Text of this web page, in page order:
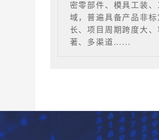
密零部件、模具工装
域，普遍具备产品非
长、项目周期跨度大
著、多渠道......